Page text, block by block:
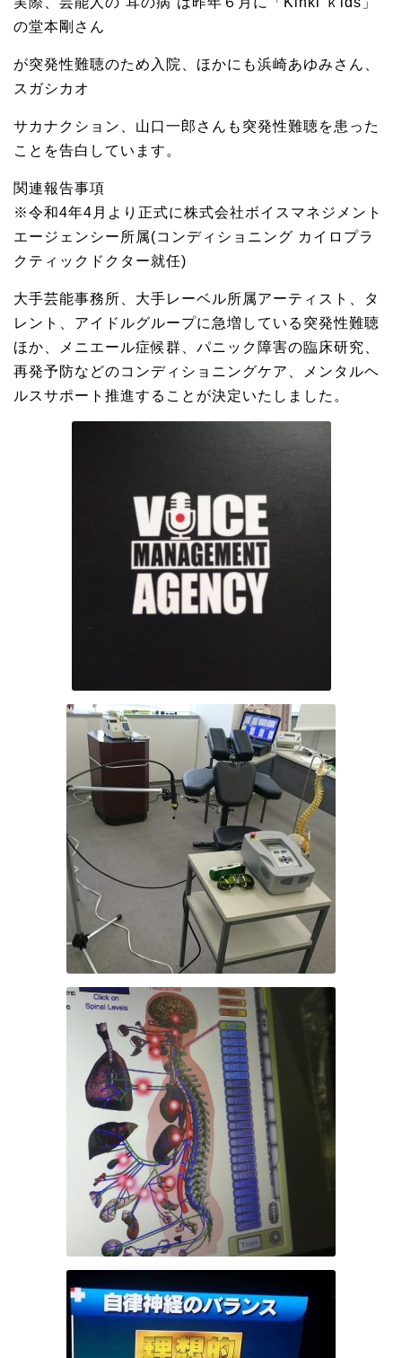
の堂本剛さん
が突発性難聴のため入院、ほかにも浜崎あゆみさん、
スガシカオ
サカナクション、山口一郎さんも突発性難聴を患った
ことを告白しています。
関連報告事項
※令和4年4月より正式に株式会社ボイスマネジメント
エージェンシー所属(コンディショニング カイロプラ
クティックドクター就任)
大手芸能事務所、大手レーベル所属アーティスト、タ
レント、アイドルグループに急増している突発性難聴
ほか、メニエール症候群、パニック障害の臨床研究、
再発予防などのコンディショニングケア、メンタルヘ
ルスサポート推進することが決定いたしました。